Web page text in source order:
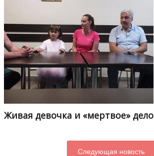
Живая девочка и «мертвое» дело
Следующая новость